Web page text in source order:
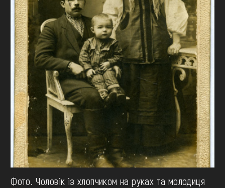
Фото. Чоловік із хлопчиком на руках та молодиця